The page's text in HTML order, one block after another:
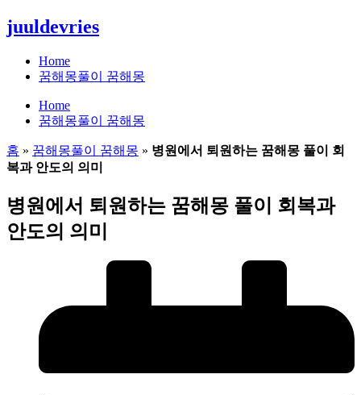
콘
텐
juuldevries
Home
꿈해몽풀이 꿈해몽
Home
꿈해몽풀이 꿈해몽
홈 » 꿈해몽풀이 꿈해몽 » 병원에서 퇴원하는 꿈해몽 풀이 회
복과 안도의 의미
병원에서 퇴원하는 꿈해몽 풀이 회복과
안도의 의미